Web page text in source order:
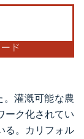
。灌漑可能な農
ーク化されてい
る。カリフォル